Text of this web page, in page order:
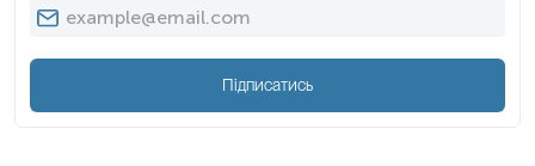
Підписатись